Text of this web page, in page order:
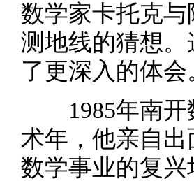
数学家卡托克
测地线的猜想
了更深入的体会
1985年南开
术年，他亲自
数学事业的复